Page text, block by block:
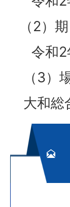
（2）
令和2
（3）
大和総